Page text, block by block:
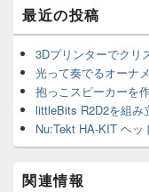
バ
ー
ィ
ジ
ェ
ッ
リ
ア
最近の投稿
3Dプリンターでクリ
光って奏でるオーナ
抱っこスピーカーを
littleBits R2D2を組み
Nu:Tekt HA-KIT ヘ
関連情報